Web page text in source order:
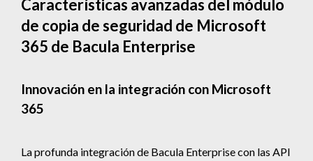
Características avanzadas del módulo
de copia de seguridad de Microsoft
365 de Bacula Enterprise
Innovación en la integración con Microsoft
365
La profunda integración de Bacula Enterprise con las API